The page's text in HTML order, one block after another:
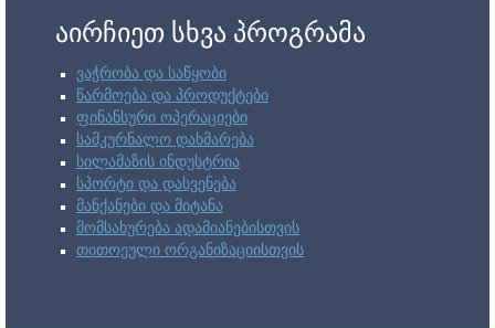
აირჩიეთ სხვა პროგრამა
ვაჭრობა და საწყობი
წარმოება და პროდუქტები
ფინანსური ოპერაციები
სამკურნალო დახმარება
სილამაზის ინდუსტრია
სპორტი და დასვენება
მანქანები და მიტანა
მომსახურება ადამიანებისთვის
თითოეული ორგანიზაციისთვის